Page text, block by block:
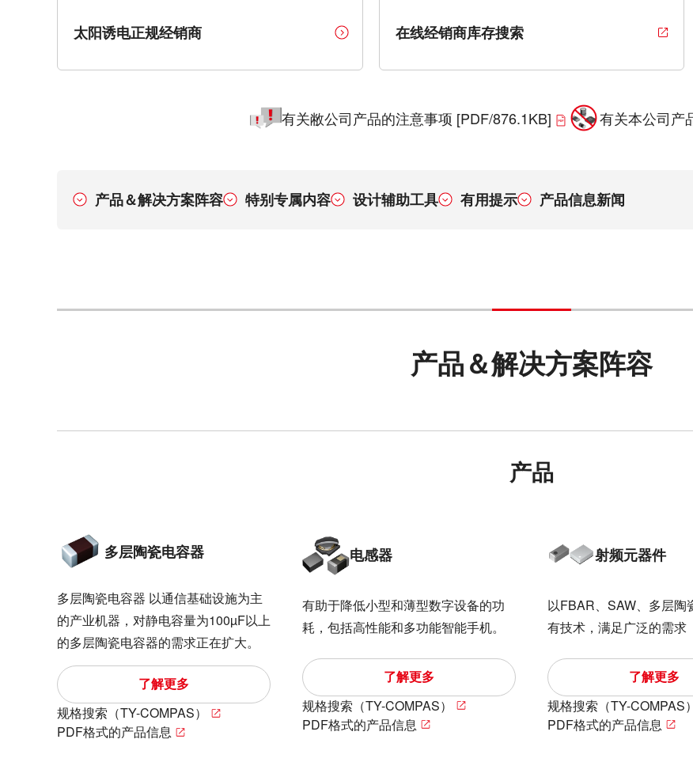
太阳诱电正规经销商 在线经销商库存搜索
有关敝公司产品的注意事项 [PDF/876.1KB] 有关本公司产
产品＆解决方案阵容 特别专属内容 设计辅助工具 有用提示 产品信息新闻
产品＆解决方案阵容
产品
多层陶瓷电容器
多层陶瓷电容器 以通信基础设施为主
的产业机器，对静电容量为100µF以上
的多层陶瓷电容器的需求正在扩大。
了解更多
规格搜索（TY-COMPAS）
PDF格式的产品信息
电感器
有助于降低小型和薄型数字设备的功
耗，包括高性能和多功能智能手机。
了解更多
规格搜索（TY-COMPAS）
PDF格式的产品信息
射频元器件
以FBAR、SAW、多层陶
有技术，满足广泛的需求
了解更多
规格搜索（TY-COMPAS）
PDF格式的产品信息